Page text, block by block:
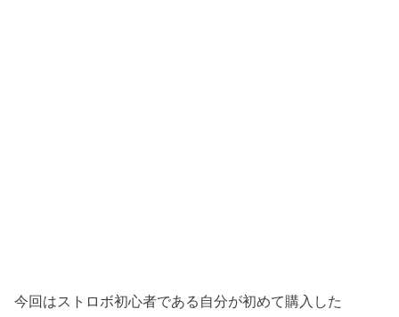
今回はストロボ初心者である自分が初めて購入した